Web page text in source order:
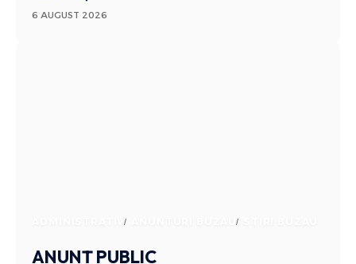
6 AUGUST 2026
ADMINISTRATIV ANUNTURI BUZAU
ANUNȚ PUBLIC